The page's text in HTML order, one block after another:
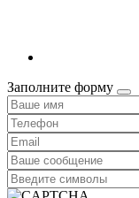
Заполните форму